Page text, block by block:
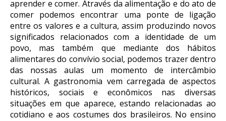
aprender e comer. Através da alimentação e do ato de
comer podemos encontrar uma ponte de ligação
entre os valores e a cultura, assim produzindo novos
significados relacionados com a identidade de um
povo, mas também que mediante dos hábitos
alimentares do convívio social, podemos trazer dentro
das nossas aulas um momento de intercâmbio
cultural. A gastronomia vem carregada de aspectos
históricos, sociais e econômicos nas diversas
situações em que aparece, estando relacionadas ao
cotidiano e aos costumes dos brasileiros. No ensino